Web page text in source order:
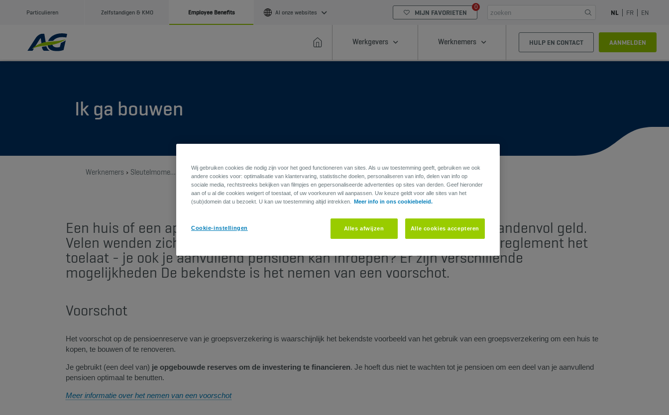
Particulieren Zelfstandigen & KMO Employee Benefits Al onze websites MIJN FAVORIETEN
0
NL FR EN
Werkgevers Werknemers HULP EN CONTACT AANMELDEN
Ik ga bouwen
Werknemers Sleutelmomenten Ik ga bouwen DELEN OPSLAAN
Een huis of een appartement kopen, bouwen of renoveren kost vaak handenvol geld.
Velen wenden zich dan tot hun bank. Maar wist je dat - als je pensioenreglement het
toelaat - je ook je aanvullend pensioen kan inroepen? Er zijn verschillende
mogelijkheden De bekendste is het nemen van een voorschot.
Voorschot
Het voorschot op de pensioenreserve van je groepsverzekering is waarschijnlijk het bekendste voorbeeld van het gebruik van een groepsverzekering om een huis te
kopen, te bouwen of te renoveren.
Je gebruikt (een deel van) je opgebouwde reserves om de investering te financieren. Je hoeft dus niet te wachten tot je pensioen om een deel van je aanvullend
pensioen optimaal te benutten.
Meer informatie over het nemen van een voorschot
Wij gebruiken cookies die nodig zijn voor het goed functioneren van sites. Als u uw toestemming geeft, gebruiken we ook
andere cookies voor: optimalisatie van klantervaring, statistische doelen, personaliseren van info, delen van info op
sociale media, rechtstreeks bekijken van filmpjes en gepersonaliseerde advertenties op sites van derden. Geef hieronder
aan of u al die cookies weigert of toestaat, of uw voorkeuren wil aanpassen. Uw keuze geldt voor alle sites van het
(sub)domein dat u bezoekt. U kan uw toestemming altijd intrekken.
Meer info in ons cookiebeleid.
Cookie-instellingen Alles afwijzen Alle cookies accepteren